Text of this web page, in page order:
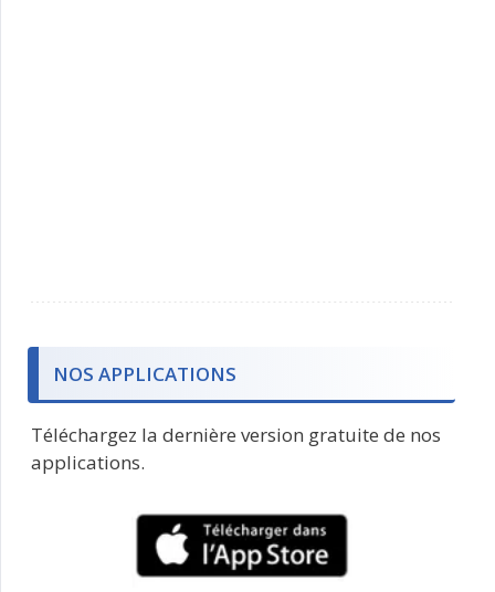
NOS APPLICATIONS
Téléchargez la dernière version gratuite de nos
applications.